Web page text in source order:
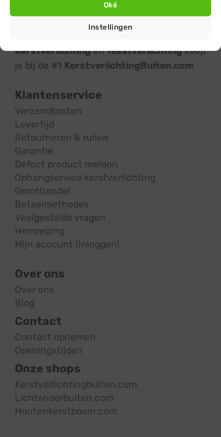
Oké
Instellingen
Kerstverlichtingenfeestverlichtingkoop
je bij de #1 KerstverlichtingBuiten.com
Klantenservice
Verzendkosten
Levertijd
Retourneren & ruilen
Garantie
Defect product melden
Ophangservice kerstverlichting
Groothandel
Betaalmethodes
Veelgestelde vragen
Herroeping
Mijn account (inloggen)
Over ons
Over ons
Blog
Contact
Contact opnemen
Openingstijden
Onze shops
Kerstverlichtingbuiten.com
Lichtsnoerbuiten.com
Houtenkerstboom.com